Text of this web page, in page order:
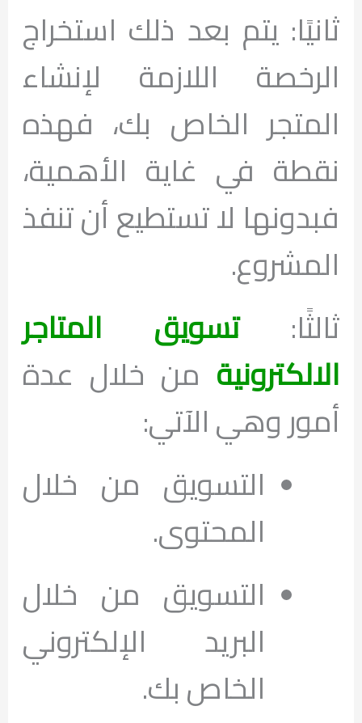
ثانيًا: يتم بعد ذلك استخراج
الرخصة اللازمة لإنشاء
المتجر الخاص بك، فهذه
نقطة في غاية الأهمية،
فبدونها لا تستطيع أن تنفذ
المشروع.
ثالثًا:تسويق المتاجر
الالكترونية من خلال عدة
أمور وهي الآتي:
التسويق من خلال
المحتوى.
التسويق من خلال
البريد الإلكتروني
الخاص بك.